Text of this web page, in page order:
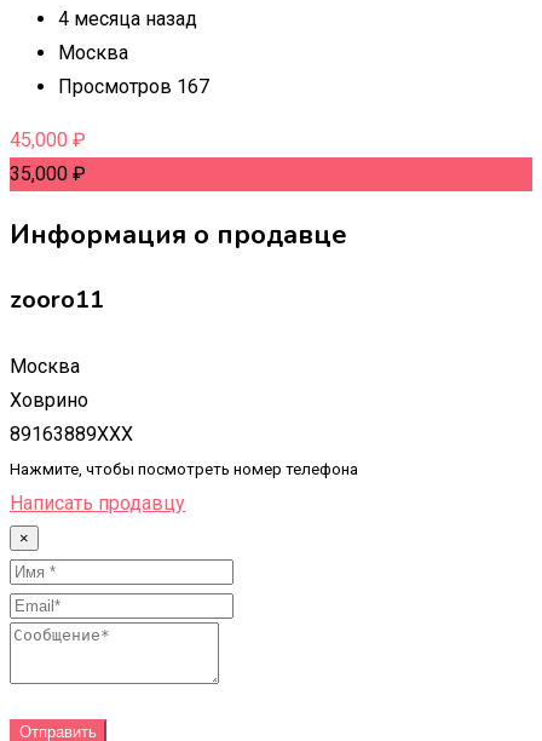
4 месяца назад
Москва
Просмотров 167
45,000 ₽
35,000 ₽
Информация о продавце
zooro11
Москва
Ховрино
89163889XXX
Нажмите, чтобы посмотреть номер телефона
Написать продавцу
×
Отправить